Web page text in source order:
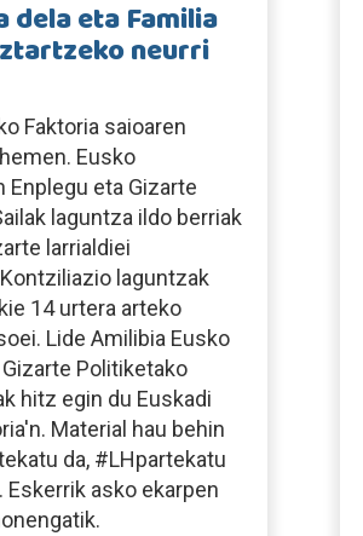
dela eta Familia
neurri
Faktoria saioaren
Eusko
Enplegu eta Gizarte
laguntza ildo berriak
larrialdiei
laguntzak
14 urtera arteko
Lide Amilibia Eusko
Politiketako
hitz egin du Euskadi
Material hau behin
da, #LHpartekatu
Eskerrik asko ekarpen